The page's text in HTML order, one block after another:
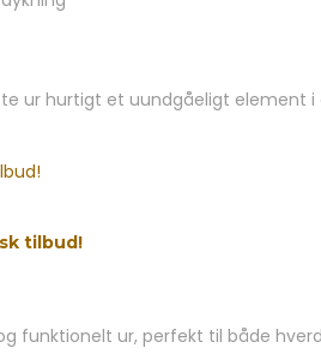
hurtigt et uundgåeligt element i
tilbud!
funktionelt ur, perfekt til både